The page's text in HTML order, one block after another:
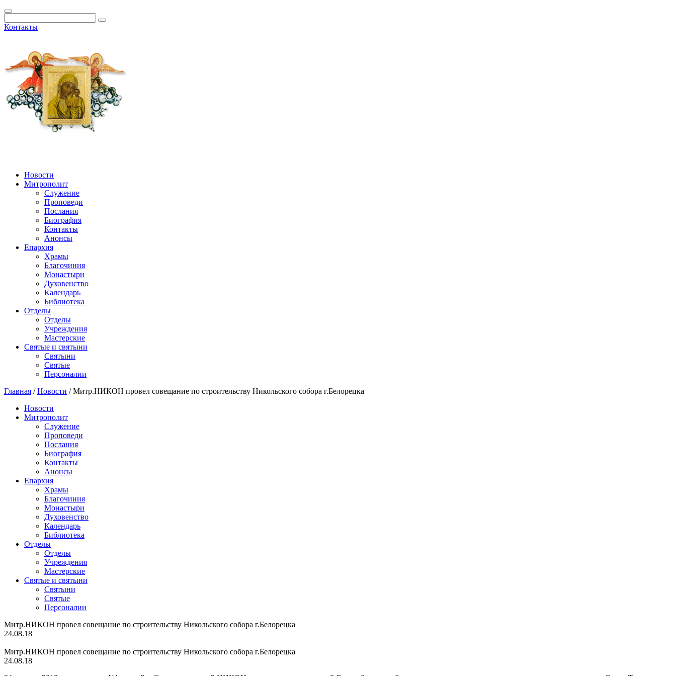
Контакты
Новости
Митрополит
Служение
Проповеди
Послания
Биография
Контакты
Анонсы
Епархия
Храмы
Благочиния
Монастыри
Духовенство
Календарь
Библиотека
Отделы
Отделы
Учреждения
Мастерские
Святые и святыни
Cвятыни
Cвятые
Персоналии
Главная /Новости /Митр.НИКОН провел совещание по строительству Никольского собора г.Белорецка
Новости
Митрополит
Служение
Проповеди
Послания
Биография
Контакты
Анонсы
Епархия
Храмы
Благочиния
Монастыри
Духовенство
Календарь
Библиотека
Отделы
Отделы
Учреждения
Мастерские
Святые и святыни
Cвятыни
Cвятые
Персоналии
Митр.НИКОН провел совещание по строительству Никольского собора г.Белорецка
24.08.18
Митр.НИКОН провел совещание по строительству Никольского собора г.Белорецка
24.08.18